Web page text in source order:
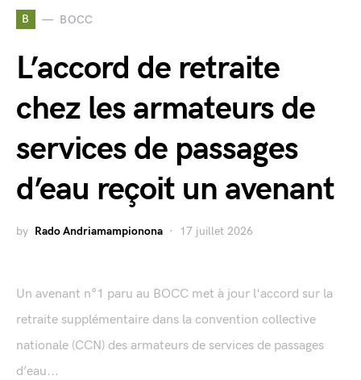
B BOCC
L’accord de retraite
chez les armateurs de
services de passages
d’eau reçoit un avenant
by Rado Andriamampionona 17 juillet 2026
Un avenant n°1 paru au BOCC met à jour l'accord sur la
retraite supplémentaire dans la convention collective
nationale (CCN) des armateurs de services de passages
d’eau...